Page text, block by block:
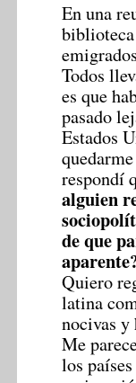
En una
Todos
es que
pasado
Estados
respondí
alguien
de que
Quiero
latina
nocivas y
Me
los